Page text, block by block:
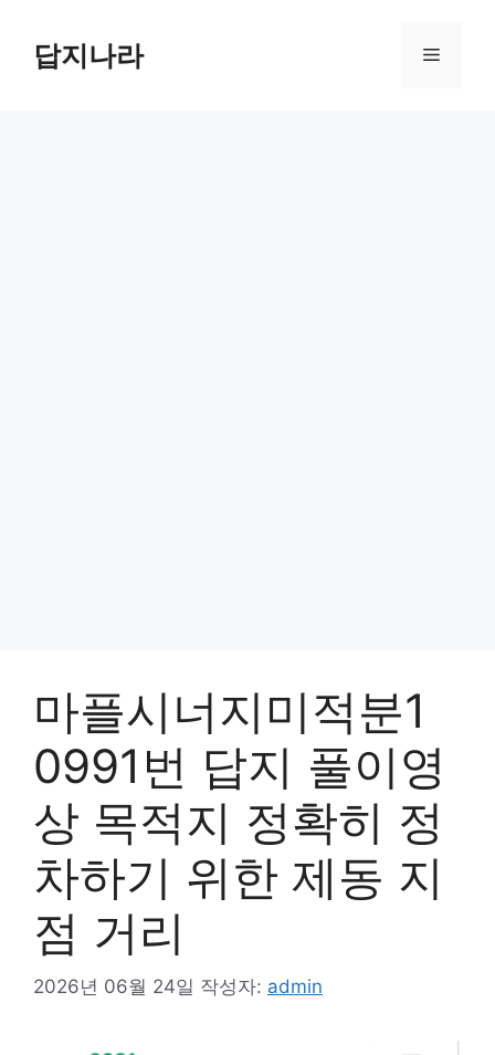
답지나라 메
마플시너지미적분1
0991번 답지 풀이영
상 목적지 정확히 정
차하기 위한 제동 지
점 거리
2026년 06월 24일 작성자: admin